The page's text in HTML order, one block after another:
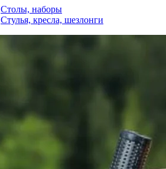
Столы, наборы
Стулья, кресла, шезлонги